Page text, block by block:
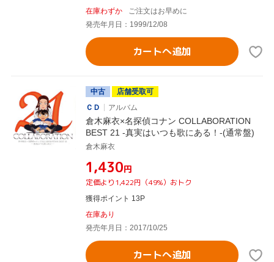
在庫わずか
ご注文はお早めに
発売年月日：1999/12/08
カートへ追加
中古
店舗受取可
ＣＤ
アルバム
倉木麻衣×名探偵コナン COLLABORATION
BEST 21 -真実はいつも歌にある！-(通常盤)
倉木麻衣
¥1,430円
定価より1,422円（49%）おトク
獲得ポイント 13P
在庫あり
発売年月日：2017/10/25
カートへ追加